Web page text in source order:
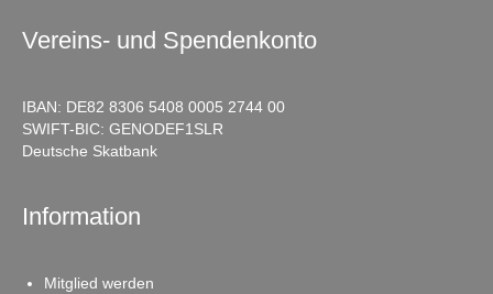
Vereins- und Spendenkonto
IBAN: DE82 8306 5408 0005 2744 00
SWIFT-BIC: GENODEF1SLR
Deutsche Skatbank
Information
Mitglied werden